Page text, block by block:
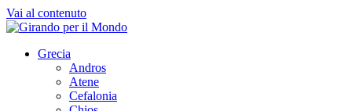
Vai al contenuto
Grecia
Andros
Atene
Cefalonia